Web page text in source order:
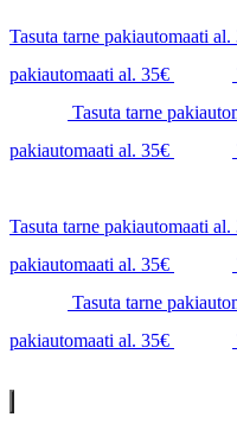
Tasuta tarne pakiautomaati al.
pakiautomaati al. 35€
Tasuta tarne
pakiautomaati al. 35€
Tasuta tarne pakiautomaati al.
pakiautomaati al. 35€
Tasuta tarne
pakiautomaati al. 35€